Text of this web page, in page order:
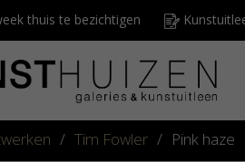
thuis te bezichtigen
/ Tim Fowler / Pink haze